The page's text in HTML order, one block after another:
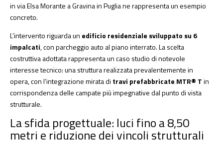
in via Elsa Morante a Gravina in Puglia ne rappresenta un esempio
concreto.
L’intervento riguarda un edificio residenziale sviluppato su 6
impalcati, con parcheggio auto al piano interrato. La scelta
costruttiva adottata rappresenta un caso studio di notevole
interesse tecnico: una struttura realizzata prevalentemente in
opera, con l’integrazione mirata di travi prefabbricate MTR® Tin
corrispondenza delle campate più impegnative dal punto di vista
strutturale.
La sfida progettuale: luci fino a 8,50
metri e riduzione dei vincoli strutturali